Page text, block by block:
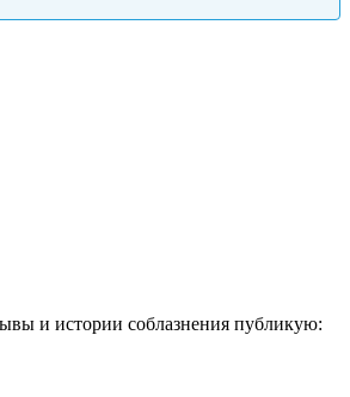
и истории соблазнения публикую: